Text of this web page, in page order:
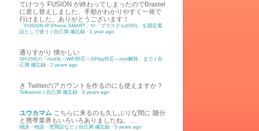
てけつう FUSION が終わってしまったのでBrastel
に差し替えしました。手順がわかりやすく一発で
行けました。ありがとうございます！
「FUSION IP-Phone SMART」や「ブラステル(050)」を固定電
話として使う | 自己満 備忘録 · 1 year ago
通りすがり 懐かしい
SH-05Eの「root化～WiFi対応～GPlay対応～root解除」まで | 自
己満 備忘録 · 2 years ago
き Twitterのアカウントを作るのにも使えますか？
Talkatone | 自己満 備忘録 · 3 years ago
ユウカマム こちらに来るのも久しぶりな間に 随分
と携帯業界もいろいろありましたね。...
雑談・相談・世間話など | 自己満 備忘録 · 5 years ago